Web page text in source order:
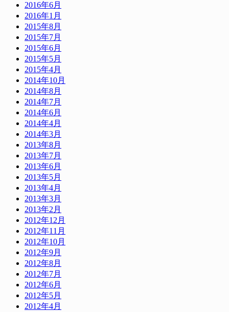
2016年6月
2016年1月
2015年8月
2015年7月
2015年6月
2015年5月
2015年4月
2014年10月
2014年8月
2014年7月
2014年6月
2014年4月
2014年3月
2013年8月
2013年7月
2013年6月
2013年5月
2013年4月
2013年3月
2013年2月
2012年12月
2012年11月
2012年10月
2012年9月
2012年8月
2012年7月
2012年6月
2012年5月
2012年4月